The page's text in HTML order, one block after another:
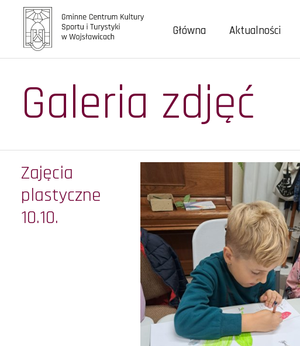
Główna Aktualności
Galeria zdjęć
Zajęcia
plastyczne
10.10.